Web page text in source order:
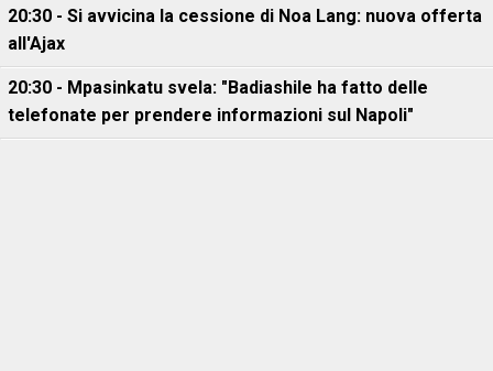
20:30 - Si avvicina la cessione di Noa Lang: nuova offerta
all'Ajax
20:30 - Mpasinkatu svela: "Badiashile ha fatto delle
telefonate per prendere informazioni sul Napoli"